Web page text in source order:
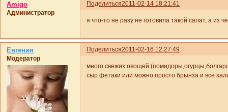
Поделиться2011-02-14 18:21:41
Amigo
Администратор
я что-то не разу не готовила такой салат, а из
Поделиться2011-02-16 12:27:49
Евгения
Модератор
много свежих овощей
сыр фетаки или можно просто брынза и все